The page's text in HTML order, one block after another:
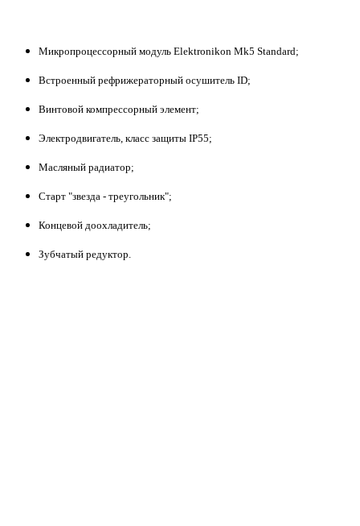
Микропроцессорный модуль Elektronikon Mk5 Standard;
Встроенный рефрижераторный осушитель ID;
Винтовой компрессорный элемент;
Электродвигатель, класс защиты IP55;
Масляный радиатор;
Старт "звезда - треугольник";
Концевой доохладитель;
Зубчатый редуктор.